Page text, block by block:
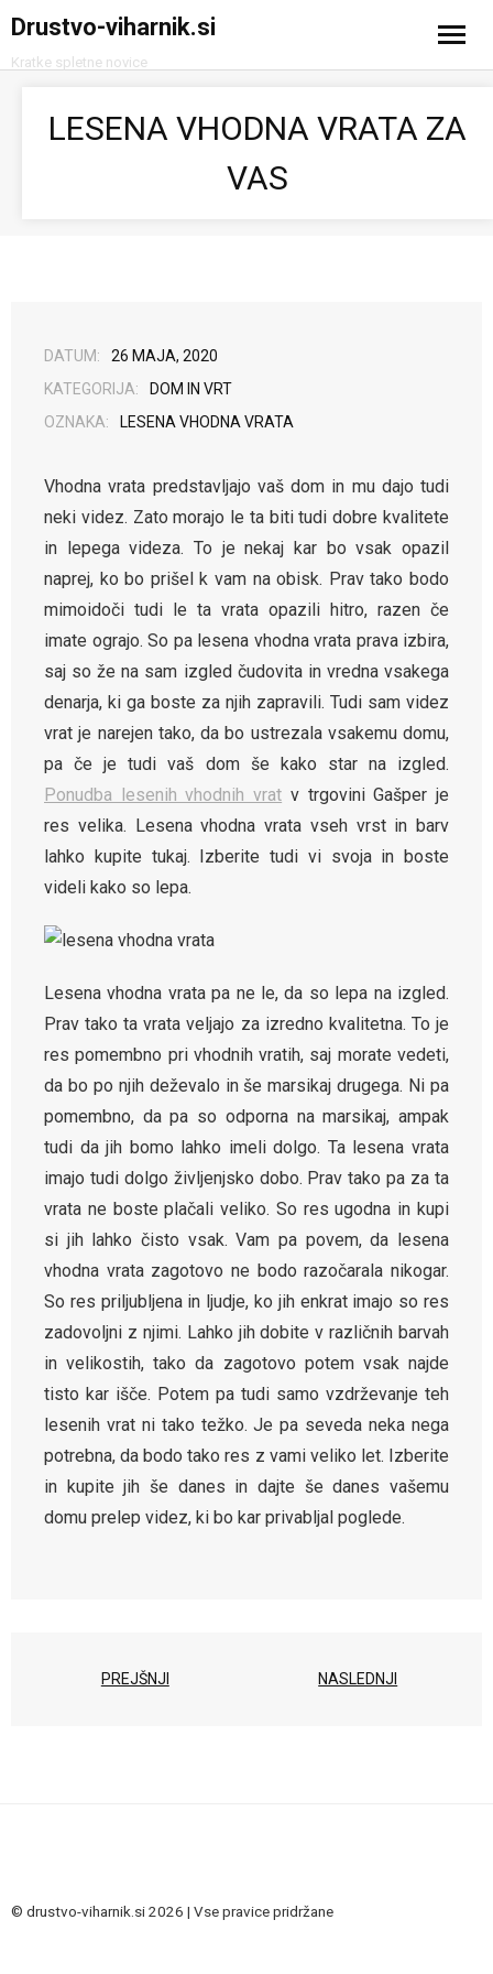
Drustvo-viharnik.si
Kratke spletne novice
LESENA VHODNA VRATA ZA
VAS
DATUM:
26 MAJA, 2020
KATEGORIJA:
DOM IN VRT
OZNAKA:
LESENA VHODNA VRATA
Vhodna vrata predstavljajo vaš dom in mu dajo tudi
neki videz. Zato morajo le ta biti tudi dobre kvalitete
in lepega videza. To je nekaj kar bo vsak opazil
naprej, ko bo prišel k vam na obisk. Prav tako bodo
mimoidoči tudi le ta vrata opazili hitro, razen če
imate ograjo. So pa lesena vhodna vrata prava izbira,
saj so že na sam izgled čudovita in vredna vsakega
denarja, ki ga boste za njih zapravili. Tudi sam videz
vrat je narejen tako, da bo ustrezala vsakemu domu,
pa če je tudi vaš dom še kako star na izgled.
Ponudba lesenih vhodnih vrat v trgovini Gašper je
res velika. Lesena vhodna vrata vseh vrst in barv
lahko kupite tukaj. Izberite tudi vi svoja in boste
videli kako so lepa.
Lesena vhodna vrata pa ne le, da so lepa na izgled.
Prav tako ta vrata veljajo za izredno kvalitetna. To je
res pomembno pri vhodnih vratih, saj morate vedeti,
da bo po njih deževalo in še marsikaj drugega. Ni pa
pomembno, da pa so odporna na marsikaj, ampak
tudi da jih bomo lahko imeli dolgo. Ta lesena vrata
imajo tudi dolgo življenjsko dobo. Prav tako pa za ta
vrata ne boste plačali veliko. So res ugodna in kupi
si jih lahko čisto vsak. Vam pa povem, da lesena
vhodna vrata zagotovo ne bodo razočarala nikogar.
So res priljubljena in ljudje, ko jih enkrat imajo so res
zadovoljni z njimi. Lahko jih dobite v različnih barvah
in velikostih, tako da zagotovo potem vsak najde
tisto kar išče. Potem pa tudi samo vzdrževanje teh
lesenih vrat ni tako težko. Je pa seveda neka nega
potrebna, da bodo tako res z vami veliko let. Izberite
in kupite jih še danes in dajte še danes vašemu
domu prelep videz, ki bo kar privabljal poglede.
PREJŠNJI NASLEDNJI
© drustvo-viharnik.si 2026 | Vse pravice pridržane